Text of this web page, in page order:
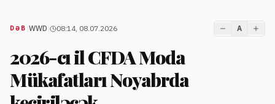
DƏB WWD 08:14, 08.07.2026 A
2026-cı il CFDA Moda
Mükafatları Noyabrda